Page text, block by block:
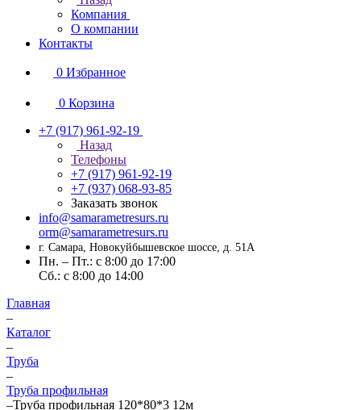
Компания
О компании
Контакты
0 Избранное
0 Корзина
+7 (917) 961-92-19
Назад
Телефоны
+7 (917) 961-92-19
+7 (937) 068-93-85
Заказать звонок
info@samarametresurs.ru
orm@samarametresurs.ru
г. Самара, Новокуйбышевское шоссе, д. 51А
Пн. – Пт.: с 8:00 до 17:00
Cб.: с 8:00 до 14:00
Главная
–
Каталог
–
Труба
–
Труба профильная
–Труба профильная 120*80*3 12м